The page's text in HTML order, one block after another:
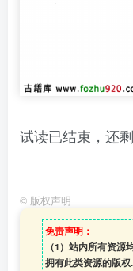
试读已结束，还剩
© 版权声明
免责声明：
（1）站内所有资
拥有此类资源的版权.